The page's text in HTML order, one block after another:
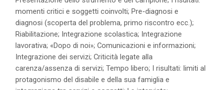
momenti critici e soggetti coinvolti; Pre-diagnosi e
diagnosi (scoperta del problema, primo riscontro ecc.);
Riabilitazione; Integrazione scolastica; Integrazione
lavorativa; «Dopo di noi»; Comunicazioni e informazioni;
Integrazione dei servizi; Criticità legate alla
carenza/assenza di servizi; Tempo libero; I risultati: limiti al
protagonismo del disabile e della sua famiglia e